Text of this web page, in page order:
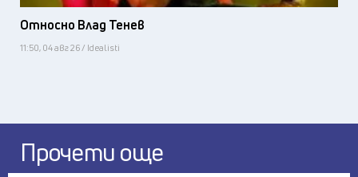
Относно Влад Тенев
11:50, 04 авг 26 / Idealisti
Прочети още